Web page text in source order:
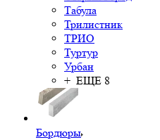
Табула
Трилистник
ТРИО
Туртур
Урбан
+ ЕЩЕ 8
Бордюры